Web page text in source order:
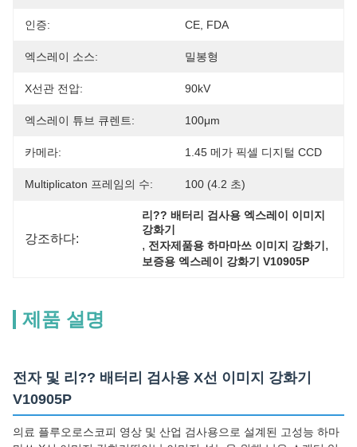
인증: CE, FDA
엑스레이 소스: 밀봉형
X선관 전압: 90kV
엑스레이 튜브 큐렌트: 100μm
카메라: 1.45 메가 픽셀 디지털 CCD
Multiplicaton 프레임의 수: 100 (4.2 초)
강조하다:
리?? 배터리 검사용 엑스레이 이미지
강화기
, 전자제품용 하마마쓰 이미지 강화기
보증용 엑스레이 강화기 V10905P
제품 설명
전자 및 리?? 배터리 검사용 X선 이미지 강화기
V10905P
의료 플루오로스코피 영상 및 산업 검사용으로 설계된 고성능 하마